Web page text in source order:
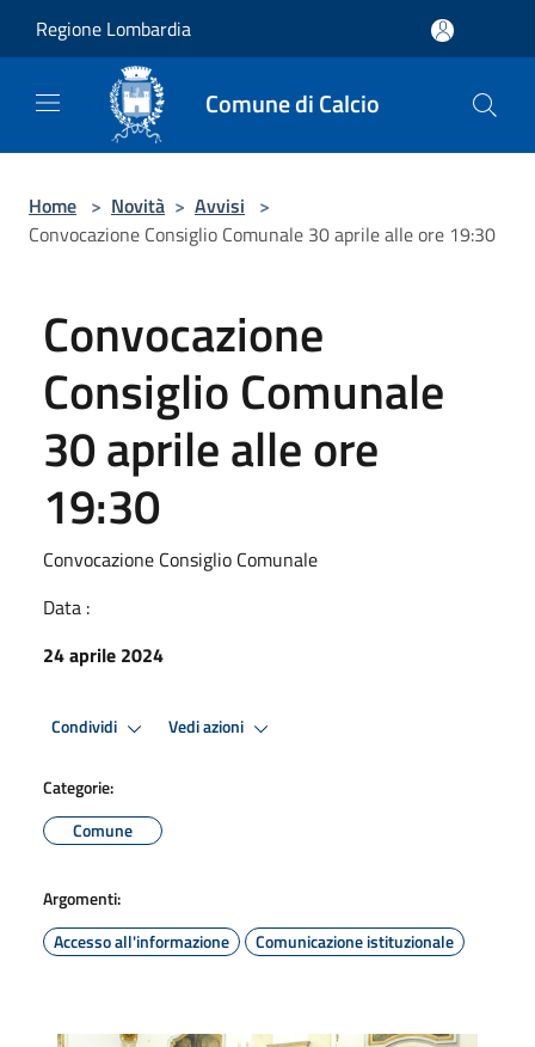
Regione Lombardia
Comune di Calcio
Home > Novità > Avvisi >
Convocazione Consiglio Comunale 30 aprile alle ore 19:30
Convocazione
Consiglio Comunale
30 aprile alle ore
19:30
Convocazione Consiglio Comunale
Data :
24 aprile 2024
Condividi Vedi azioni
Categorie:
Comune
Argomenti:
Accesso all'informazione
Comunicazione istituzionale